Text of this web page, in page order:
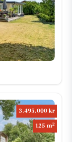
3.495.000 kr
125 m2